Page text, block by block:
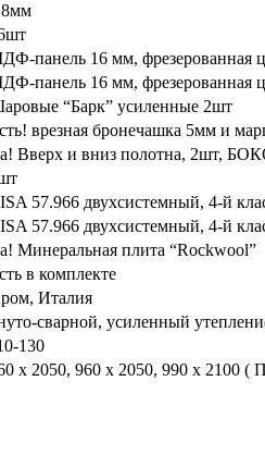
панель 16 мм, фрезерованная
панель 16 мм, фрезерованная
“Барк” усиленные 2шт
врезная бронечашка 5мм и
Вверх и вниз полотна, 2шт,
57.966 двухсистемный, 4-й
57.966 двухсистемный, 4-й
Минеральная плита “Rockwool”
в комплекте
Италия
сварной, усиленный
130
х 2050, 960 х 2050, 990 х 2100